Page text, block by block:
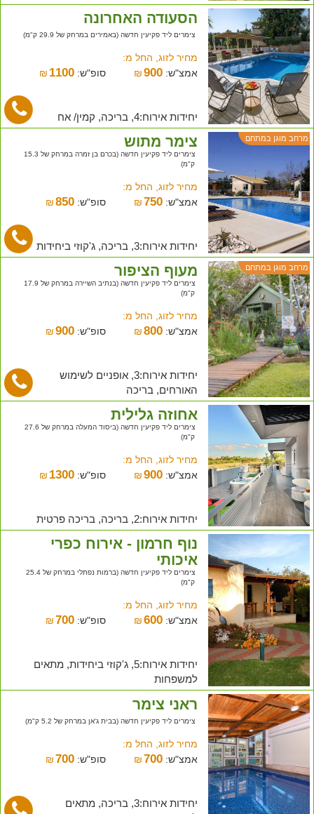
הסעודה האחרונה
צימרים ליד פקיעין חדשה (באמירים במרחק של 29.9 ק"מ)
מחיר לזוג, החל מ:
אמצ"ש:
₪900 סופ"ש: ₪ 1100
יחידות אירוח:4, בריכה, קמין/ אח
מרחב מוגן במתחם צימר מתוש
צימרים ליד פקיעין חדשה (בכרם בן זמרה במרחק של 15.3
ק"מ)
מחיר לזוג, החל מ:
אמצ"ש:
₪750 סופ"ש: ₪ 850
יחידות אירוח:3, בריכה, ג'קוזי ביחידות
מרחב מוגן במתחם מעוף הציפור
צימרים ליד פקיעין חדשה (בנתיב השיירה במרחק של 17.9
ק"מ)
מחיר לזוג, החל מ:
אמצ"ש:
₪800 סופ"ש: ₪ 900
יחידות אירוח:3, אופניים לשימוש
האורחים, בריכה
אחוזה גלילית
צימרים ליד פקיעין חדשה (ביסוד המעלה במרחק של 27.6
ק"מ)
מחיר לזוג, החל מ:
אמצ"ש:
₪900 סופ"ש: ₪ 1300
יחידות אירוח:2, בריכה, בריכה פרטית
נוף חרמון - אירוח כפרי
איכותי
צימרים ליד פקיעין חדשה (ברמות נפתלי במרחק של 25.4
ק"מ)
מחיר לזוג, החל מ:
אמצ"ש:
₪600 סופ"ש: ₪ 700
יחידות אירוח:5, ג'קוזי ביחידות, מתאים
למשפחות
ראני צימר
צימרים ליד פקיעין חדשה (בבית ג'אן במרחק של 5.2 ק"מ)
מחיר לזוג, החל מ:
אמצ"ש:
₪700 סופ"ש: ₪ 700
יחידות אירוח:3, בריכה, מתאים